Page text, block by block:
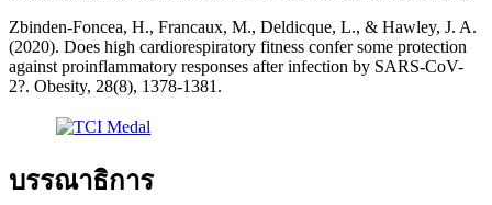
Zbinden-Foncea, H., Francaux, M., Deldicque, L., & Hawley, J. A.
(2020). Does high cardiorespiratory fitness confer some protection
against proinflammatory responses after infection by SARS-CoV-
2?. Obesity, 28(8), 1378-1381.
บรรณาธิการ